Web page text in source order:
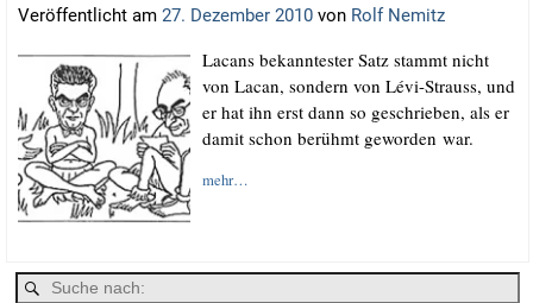
Veröffentlicht am 27. Dezember 2010 von Rolf Nemitz
Lacans bekann­tes­ter Satz stammt nicht
von Lacan, son­dern von Lévi-Strauss, und
er hat ihn erst dann so geschrie­ben, als er
damit schon berühmt gewor­den war.
mehr…